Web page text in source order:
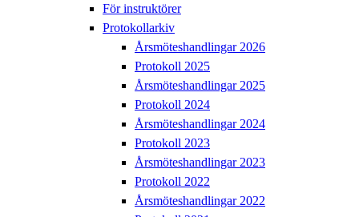
För instruktörer
Protokollarkiv
Årsmöteshandlingar 2026
Protokoll 2025
Årsmöteshandlingar 2025
Protokoll 2024
Årsmöteshandlingar 2024
Protokoll 2023
Årsmöteshandlingar 2023
Protokoll 2022
Årsmöteshandlingar 2022